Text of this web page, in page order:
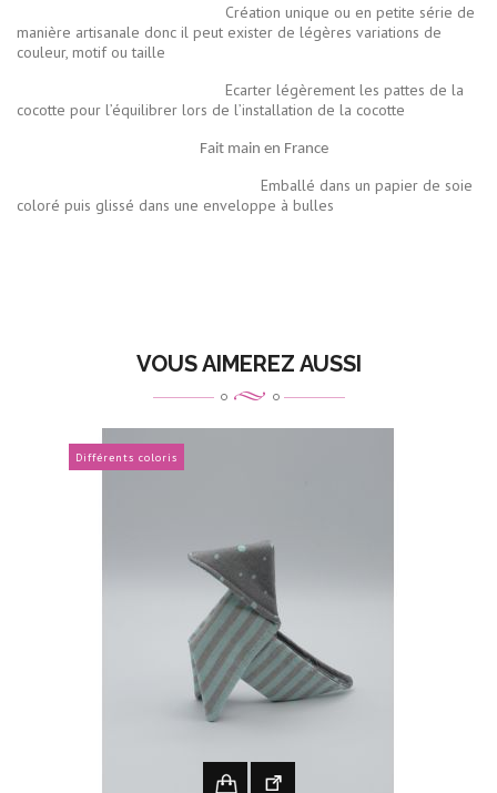
Création unique ou en petite série de
manière artisanale donc il peut exister de légères variations de
couleur, motif ou taille
Ecarter légèrement les pattes de la
cocotte pour l’équilibrer lors de l’installation de la cocotte
Fait main en France
Emballé dans un papier de soie
coloré puis glissé dans une enveloppe à bulles
VOUS AIMEREZ AUSSI
Différents coloris